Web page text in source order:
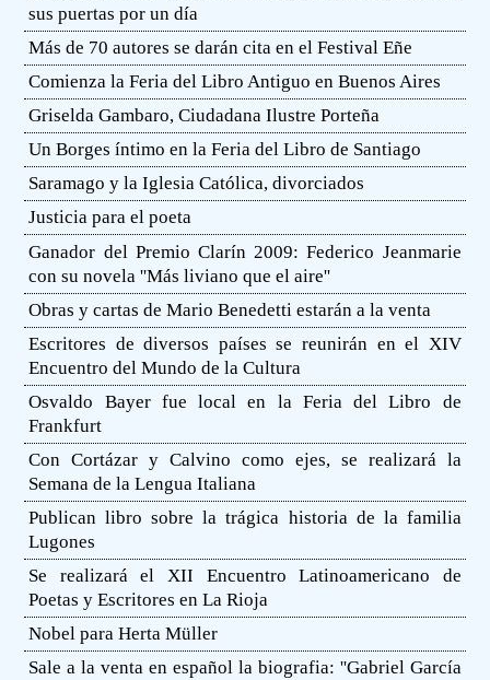
sus puertas por un día
Más de 70 autores se darán cita en el Festival Eñe
Comienza la Feria del Libro Antiguo en Buenos Aires
Griselda Gambaro, Ciudadana Ilustre Porteña
Un Borges íntimo en la Feria del Libro de Santiago
Saramago y la Iglesia Católica, divorciados
Justicia para el poeta
Ganador del Premio Clarín 2009: Federico Jeanmarie
con su novela ''Más liviano que el aire''
Obras y cartas de Mario Benedetti estarán a la venta
Escritores de diversos países se reunirán en el XIV
Encuentro del Mundo de la Cultura
Osvaldo Bayer fue local en la Feria del Libro de
Frankfurt
Con Cortázar y Calvino como ejes, se realizará la
Semana de la Lengua Italiana
Publican libro sobre la trágica historia de la familia
Lugones
Se realizará el XII Encuentro Latinoamericano de
Poetas y Escritores en La Rioja
Nobel para Herta Müller
Sale a la venta en español la biografia: ''Gabriel García